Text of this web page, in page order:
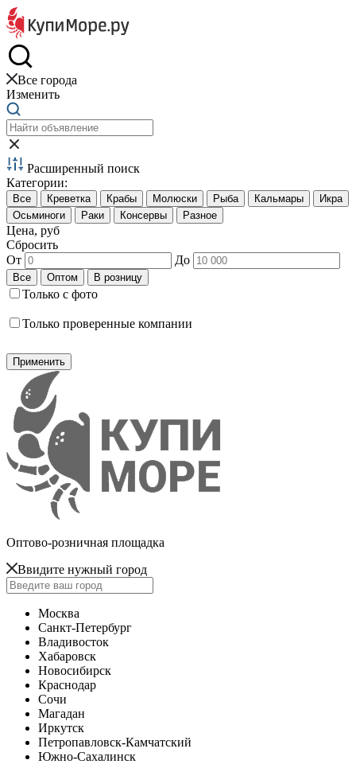
Все города
Изменить
Расширенный поиск
Категории:
Цена, руб
Сбросить
От
До
Только с фото
Только проверенные компании
Оптово-розничная площадка
Ввидите нужный город
Москва
Санкт-Петербург
Владивосток
Хабаровск
Новосибирск
Краснодар
Сочи
Магадан
Иркутск
Петропавловск-Камчатский
Южно-Сахалинск